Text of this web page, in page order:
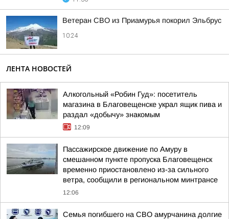
Ветеран СВО из Приамурья покорил Эльбрус
10:24
ЛЕНТА НОВОСТЕЙ
Алкогольный «Робин Гуд»: посетитель
магазина в Благовещенске украл ящик пива и
раздал «добычу» знакомым
12:09
Пассажирское движение по Амуру в
смешанном пункте пропуска Благовещенск
временно приостановлено из-за сильного
ветра, сообщили в региональном минтрансе
12:06
Семья погибшего на СВО амурчанина долгие